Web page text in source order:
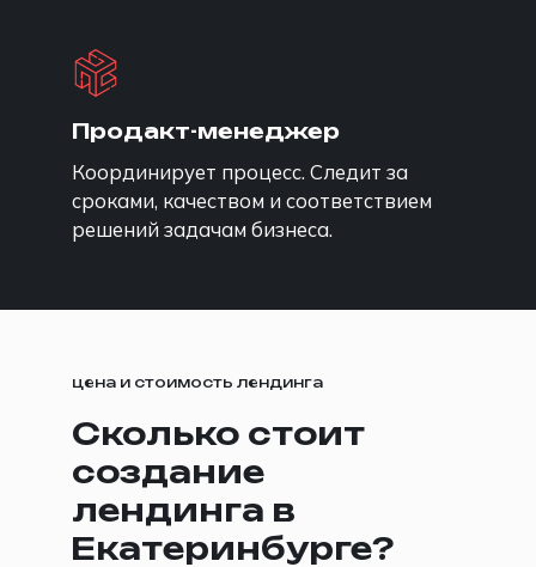
Продакт-менеджер
Координирует процесс. Следит за
сроками, качеством и соответствием
решений задачам бизнеса.
цена и стоимость лендинга
Сколько стоит
создание
лендинга в
Екатеринбурге?